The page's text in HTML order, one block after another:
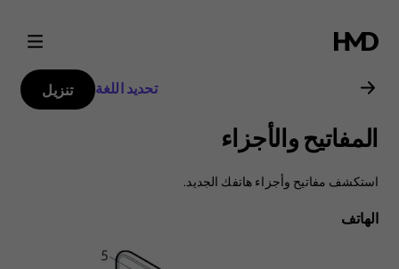
دليل
مستخدم
Nokia
2720
تحديد اللغة تنزيل
المفاتيح والأجزاء
استكشف مفاتيح وأجزاء هاتفك الجديد.
الهاتف